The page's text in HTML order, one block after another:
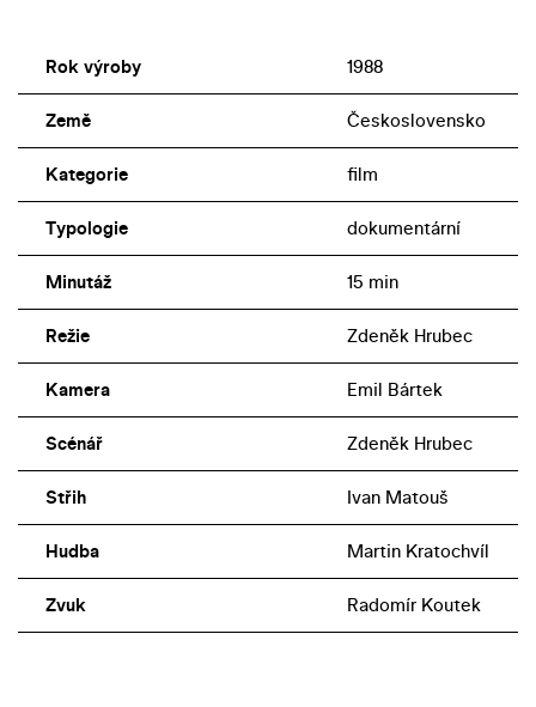
Rok výroby 1988
Země Československo
Kategorie film
Typologie dokumentární
Minutáž 15 min
Režie Zdeněk Hrubec
Kamera Emil Bártek
Scénář Zdeněk Hrubec
Střih Ivan Matouš
Hudba Martin Kratochvíl
Zvuk Radomír Koutek